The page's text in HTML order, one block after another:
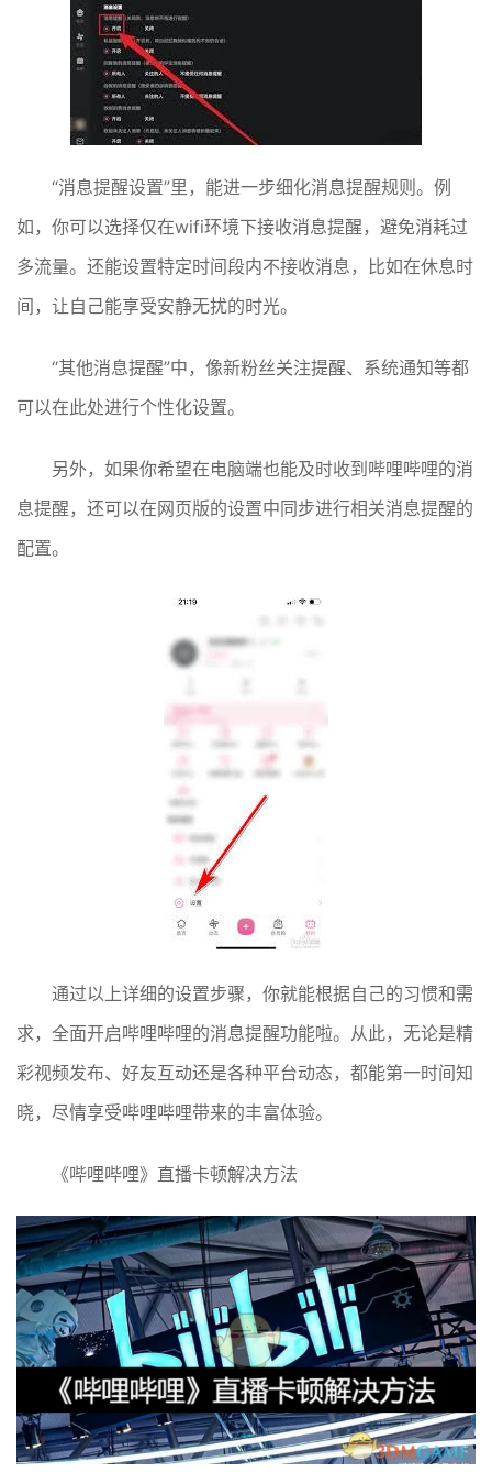
“消息提醒设置”里，能进一步细化消息提醒规则。例
如，你可以选择仅在wifi环境下接收消息提醒，避免消耗过
多流量。还能设置特定时间段内不接收消息，比如在休息时
间，让自己能享受安静无扰的时光。
“其他消息提醒”中，像新粉丝关注提醒、系统通知等都
可以在此处进行个性化设置。
另外，如果你希望在电脑端也能及时收到哔哩哔哩的消
息提醒，还可以在网页版的设置中同步进行相关消息提醒的
配置。
通过以上详细的设置步骤，你就能根据自己的习惯和需
求，全面开启哔哩哔哩的消息提醒功能啦。从此，无论是精
彩视频发布、好友互动还是各种平台动态，都能第一时间知
晓，尽情享受哔哩哔哩带来的丰富体验。
《哔哩哔哩》直播卡顿解决方法